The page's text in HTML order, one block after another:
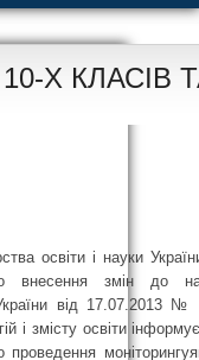
Х КЛАСІВ
освіти і науки
змін до
від 17.07.2013 №
і змісту освіти